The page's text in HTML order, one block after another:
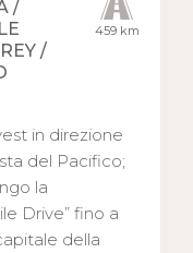
459 km
/
/
in direzione
del Pacifico;
la
Drive” fino a
della